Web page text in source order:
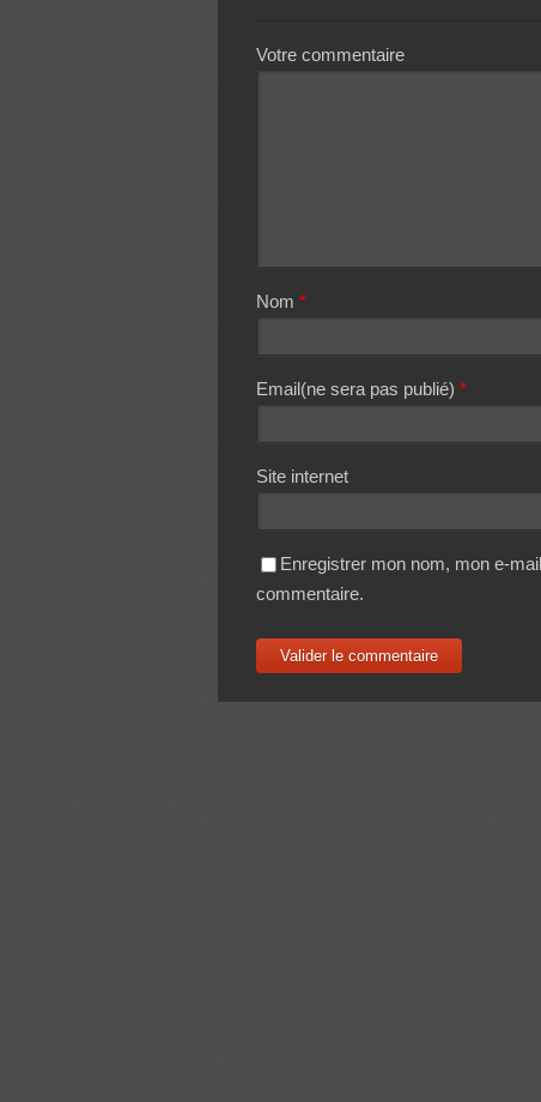
Votre commentaire
Nom *
Email(ne sera pas publié) *
Site internet
Enregistrer mon nom, mon e-
commentaire.